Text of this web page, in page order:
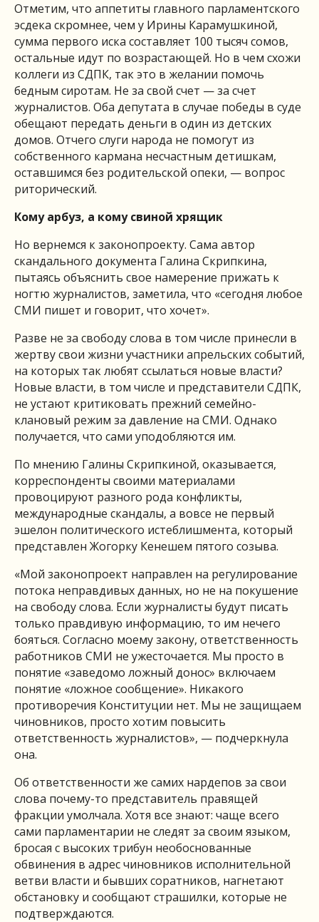
Отметим, что аппетиты главного парламентского
эсдека скромнее, чем у Ирины Карамушкиной,
сумма первого иска составляет 100 тысяч сомов,
остальные идут по возрастающей. Но в чем схожи
коллеги из СДПК, так это в желании помочь
бедным сиротам. Не за свой счет — за счет
журналистов. Оба депутата в случае победы в суде
обещают передать деньги в один из детских
домов. Отчего слуги народа не помогут из
собственного кармана несчастным детишкам,
оставшимся без родительской опеки, — вопрос
риторический.
Кому арбуз, а кому свиной хрящик
Но вернемся к законопроекту. Сама автор
скандального документа Галина Скрипкина,
пытаясь объяснить свое намерение прижать к
ногтю журналистов, заметила, что «сегодня любое
СМИ пишет и говорит, что хочет».
Разве не за свободу слова в том числе принесли в
жертву свои жизни участники апрельских событий,
на которых так любят ссылаться новые власти?
Новые власти, в том числе и представители СДПК,
не устают критиковать прежний семейно-
клановый режим за давление на СМИ. Однако
получается, что сами уподобляются им.
По мнению Галины Скрипкиной, оказывается,
корреспонденты своими материалами
провоцируют разного рода конфликты,
международные скандалы, а вовсе не первый
эшелон политического истеблишмента, который
представлен Жогорку Кенешем пятого созыва.
«Мой законопроект направлен на регулирование
потока неправдивых данных, но не на покушение
на свободу слова. Если журналисты будут писать
только правдивую информацию, то им нечего
бояться. Согласно моему закону, ответственность
работников СМИ не ужесточается. Мы просто в
понятие «заведомо ложный донос» включаем
понятие «ложное сообщение». Никакого
противоречия Конституции нет. Мы не защищаем
чиновников, просто хотим повысить
ответственность журналистов», — подчеркнула
она.
Об ответственности же самих нардепов за свои
слова почему-то представитель правящей
фракции умолчала. Хотя все знают: чаще всего
сами парламентарии не следят за своим языком,
бросая с высоких трибун необоснованные
обвинения в адрес чиновников исполнительной
ветви власти и бывших соратников, нагнетают
обстановку и сообщают страшилки, которые не
подтверждаются.